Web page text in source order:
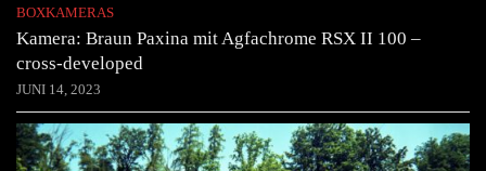
BOXKAMERAS
Kamera: Braun Paxina mit Agfachrome RSX II 100 –
cross-developed
JUNI 14, 2023